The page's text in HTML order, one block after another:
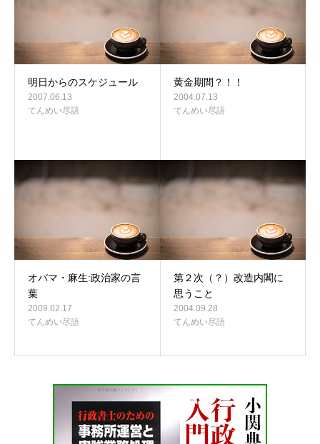
明日からのスケジュール
2007.06.13
てんめい尽語
黄金期間？！！
2004.07.13
てんめい尽語
オバマ・麻生:政治家の言
葉
2009.02.17
てんめい尽語
第２次（？）改造内閣に
思うこと
2004.09.28
てんめい尽語